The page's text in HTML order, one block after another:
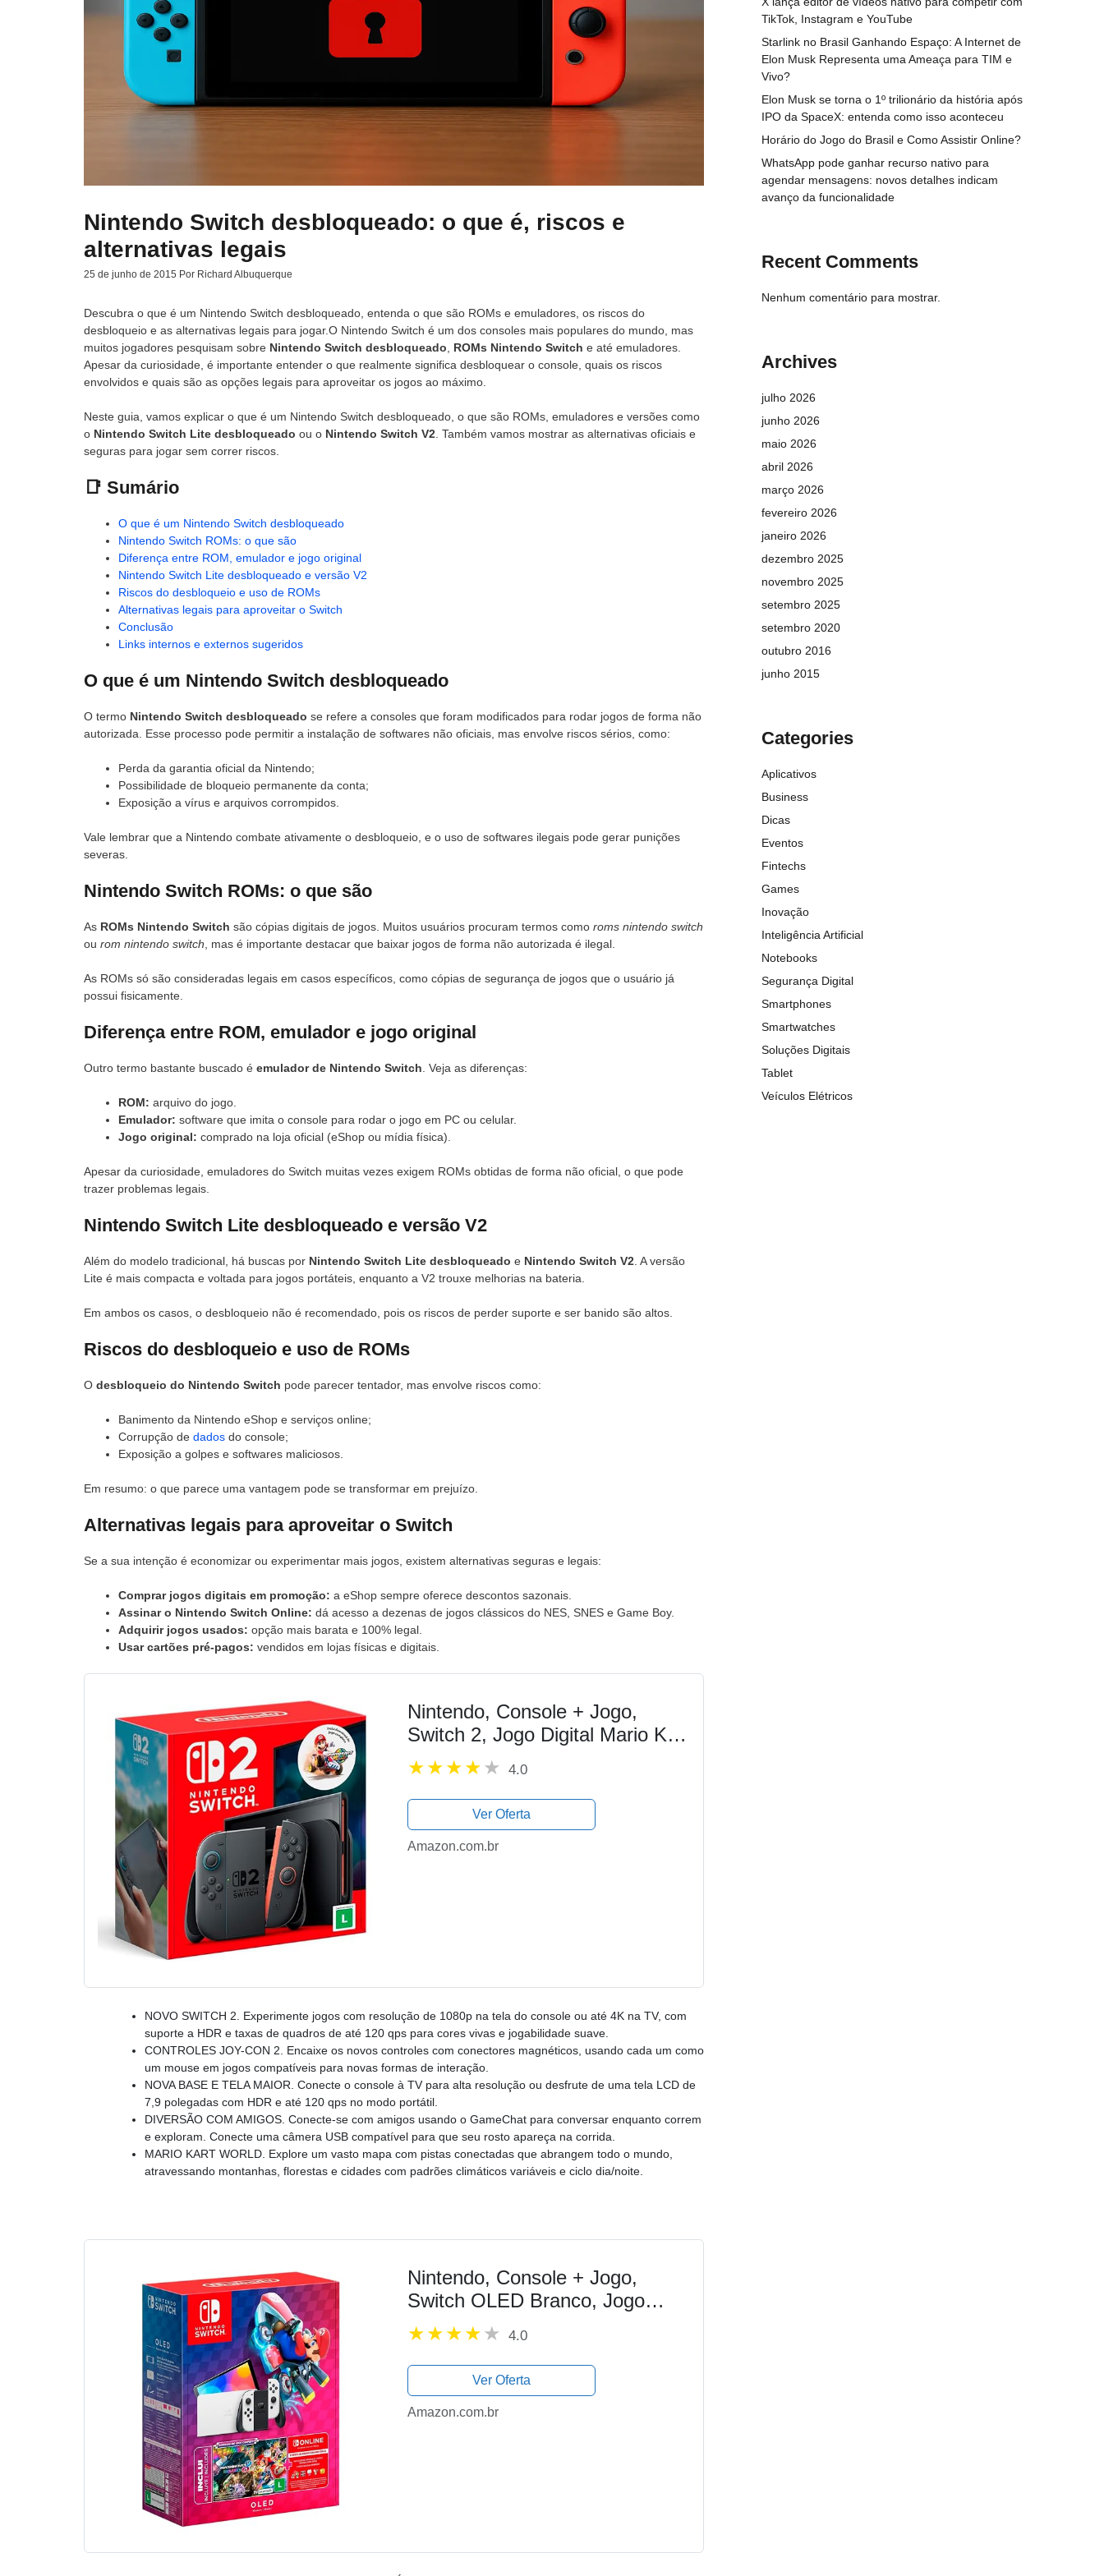
Nintendo Switch desbloqueado: o que é, riscos e
alternativas legais
25 de junho de 2015 Por Richard Albuquerque
Descubra o que é um Nintendo Switch desbloqueado, entenda o que são ROMs e emuladores, os riscos do
desbloqueio e as alternativas legais para jogar.O Nintendo Switch é um dos consoles mais populares do mundo, mas
muitos jogadores pesquisam sobre Nintendo Switch desbloqueado ROMs Nintendo Switch e até emuladores.
Apesar da curiosidade, é importante entender o que realmente significa desbloquear o console, quais os riscos
envolvidos e quais são as opções legais para aproveitar os jogos ao máximo.
Neste guia, vamos explicar o que é um Nintendo Switch desbloqueado, o que são ROMs, emuladores e versões como
o Nintendo Switch Lite desbloqueado ou o Nintendo Switch V2 . Também vamos mostrar as alternativas oficiais e
seguras para jogar sem correr riscos.
📑 Sumário
O que é um Nintendo Switch desbloqueado
Nintendo Switch ROMs: o que são
Diferença entre ROM, emulador e jogo original
Nintendo Switch Lite desbloqueado e versão V2
Riscos do desbloqueio e uso de ROMs
Alternativas legais para aproveitar o Switch
Conclusão
Links internos e externos sugeridos
O que é um Nintendo Switch desbloqueado
O termo Nintendo Switch desbloqueado se refere a consoles que foram modificados para rodar jogos de forma não
autorizada. Esse processo pode permitir a instalação de softwares não oficiais, mas envolve riscos sérios, como:
Perda da garantia oficial da Nintendo;
Possibilidade de bloqueio permanente da conta;
Exposição a vírus e arquivos corrompidos.
Vale lembrar que a Nintendo combate ativamente o desbloqueio, e o uso de softwares ilegais pode gerar punições
severas.
Nintendo Switch ROMs: o que são
As ROMs Nintendo Switch são cópias digitais de jogos. Muitos usuários procuram termos como roms nintendo switch
ou rom nintendo switch , mas é importante destacar que baixar jogos de forma não autorizada é ilegal.
As ROMs só são consideradas legais em casos específicos, como cópias de segurança de jogos que o usuário já
possui fisicamente.
Diferença entre ROM, emulador e jogo original
Outro termo bastante buscado é emulador de Nintendo Switch . Veja as diferenças:
ROM: arquivo do jogo.
Emulador: software que imita o console para rodar o jogo em PC ou celular.
Jogo original: comprado na loja oficial (eShop ou mídia física).
Apesar da curiosidade, emuladores do Switch muitas vezes exigem ROMs obtidas de forma não oficial, o que pode
trazer problemas legais.
Nintendo Switch Lite desbloqueado e versão V2
Além do modelo tradicional, há buscas por Nintendo Switch Lite desbloqueado e Nintendo Switch V2 . A versão
Lite é mais compacta e voltada para jogos portáteis, enquanto a V2 trouxe melhorias na bateria.
Em ambos os casos, o desbloqueio não é recomendado, pois os riscos de perder suporte e ser banido são altos.
Riscos do desbloqueio e uso de ROMs
O desbloqueio do Nintendo Switch pode parecer tentador, mas envolve riscos como:
Banimento da Nintendo eShop e serviços online;
Corrupção de dados do console;
Exposição a golpes e softwares maliciosos.
Em resumo: o que parece uma vantagem pode se transformar em prejuízo.
Alternativas legais para aproveitar o Switch
Se a sua intenção é economizar ou experimentar mais jogos, existem alternativas seguras e legais:
Comprar jogos digitais em promoção: a eShop sempre oferece descontos sazonais.
Assinar o Nintendo Switch Online: dá acesso a dezenas de jogos clássicos do NES, SNES e Game Boy.
Adquirir jogos usados: opção mais barata e 100% legal.
Usar cartões pré-pagos: vendidos em lojas físicas e digitais.
Nintendo, Console + Jogo,
Switch 2, Jogo Digital Mario Kart
World, Nintendo Switch 2 –
Modelo Nacional de Tomada
4.0
Ver Oferta
Amazon.com.br
NOVO SWITCH 2. Experimente jogos com resolução de 1080p na tela do console ou até 4K na TV, com
suporte a HDR e taxas de quadros de até 120 qps para cores vivas e jogabilidade suave.
CONTROLES JOY-CON 2. Encaixe os novos controles com conectores magnéticos, usando cada um como
um mouse em jogos compatíveis para novas formas de interação.
NOVA BASE E TELA MAIOR. Conecte o console à TV para alta resolução ou desfrute de uma tela LCD de
7,9 polegadas com HDR e até 120 qps no modo portátil.
DIVERSÃO COM AMIGOS. Conecte-se com amigos usando o GameChat para conversar enquanto correm
e exploram. Conecte uma câmera USB compatível para que seu rosto apareça na corrida.
MARIO KART WORLD. Explore um vasto mapa com pistas conectadas que abrangem todo o mundo,
atravessando montanhas, florestas e cidades com padrões climáticos variáveis e ciclo dia/noite.
Nintendo, Console + Jogo,
Switch OLED Branco, Jogo
Digital Mario Kart 8 Deluxe, 3
Meses de Assinatura Nintendo
Switch Online
4.0
Ver Oferta
Amazon.com.br
TikTok, Instagram e YouTube
Starlink no Brasil Ganhando Espaço: A Internet de
Elon Musk Representa uma Ameaça para TIM e
Vivo?
Elon Musk se torna o 1º trilionário da história após
IPO da SpaceX: entenda como isso aconteceu
Horário do Jogo do Brasil e Como Assistir Online?
WhatsApp pode ganhar recurso nativo para
agendar mensagens: novos detalhes indicam
avanço da funcionalidade
Recent Comments
Nenhum comentário para mostrar.
Archives
julho 2026
junho 2026
maio 2026
abril 2026
março 2026
fevereiro 2026
janeiro 2026
dezembro 2025
novembro 2025
setembro 2025
setembro 2020
outubro 2016
junho 2015
Categories
Aplicativos
Business
Dicas
Eventos
Fintechs
Games
Inovação
Inteligência Artificial
Notebooks
Segurança Digital
Smartphones
Smartwatches
Soluções Digitais
Tablet
Veículos Elétricos